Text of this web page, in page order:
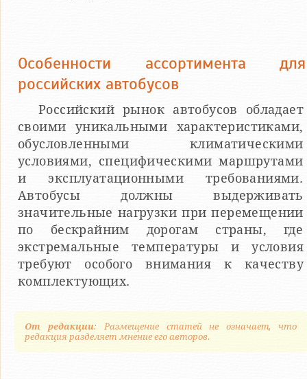
Особенности ассортимента для
российских автобусов
Российский рынок автобусов обладает
своими уникальными характеристиками,
обусловленными климатическими
условиями, специфическими маршрутами
и эксплуатационными требованиями.
Автобусы должны выдерживать
значительные нагрузки при перемещении
по бескрайним дорогам страны, где
экстремальные температуры и условия
требуют особого внимания к качеству
комплектующих.
От редакции: Размещение статей не означает, что
редакция разделяет мнение его авторов.